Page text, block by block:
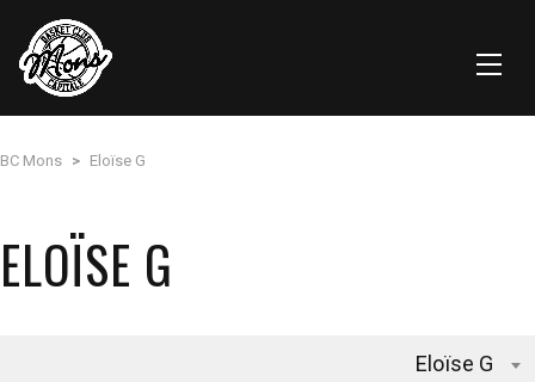
BC Mons > Eloïse G
ELOÏSE G
Eloïse G